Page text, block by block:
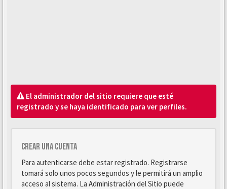
El administrador del sitio requiere que esté
registrado y se haya identificado para ver perfiles.
Crear una cuenta
Para autenticarse debe estar registrado. Registrarse
tomará solo unos pocos segundos y le permitirá un amplio
acceso al sistema. La Administración del Sitio puede